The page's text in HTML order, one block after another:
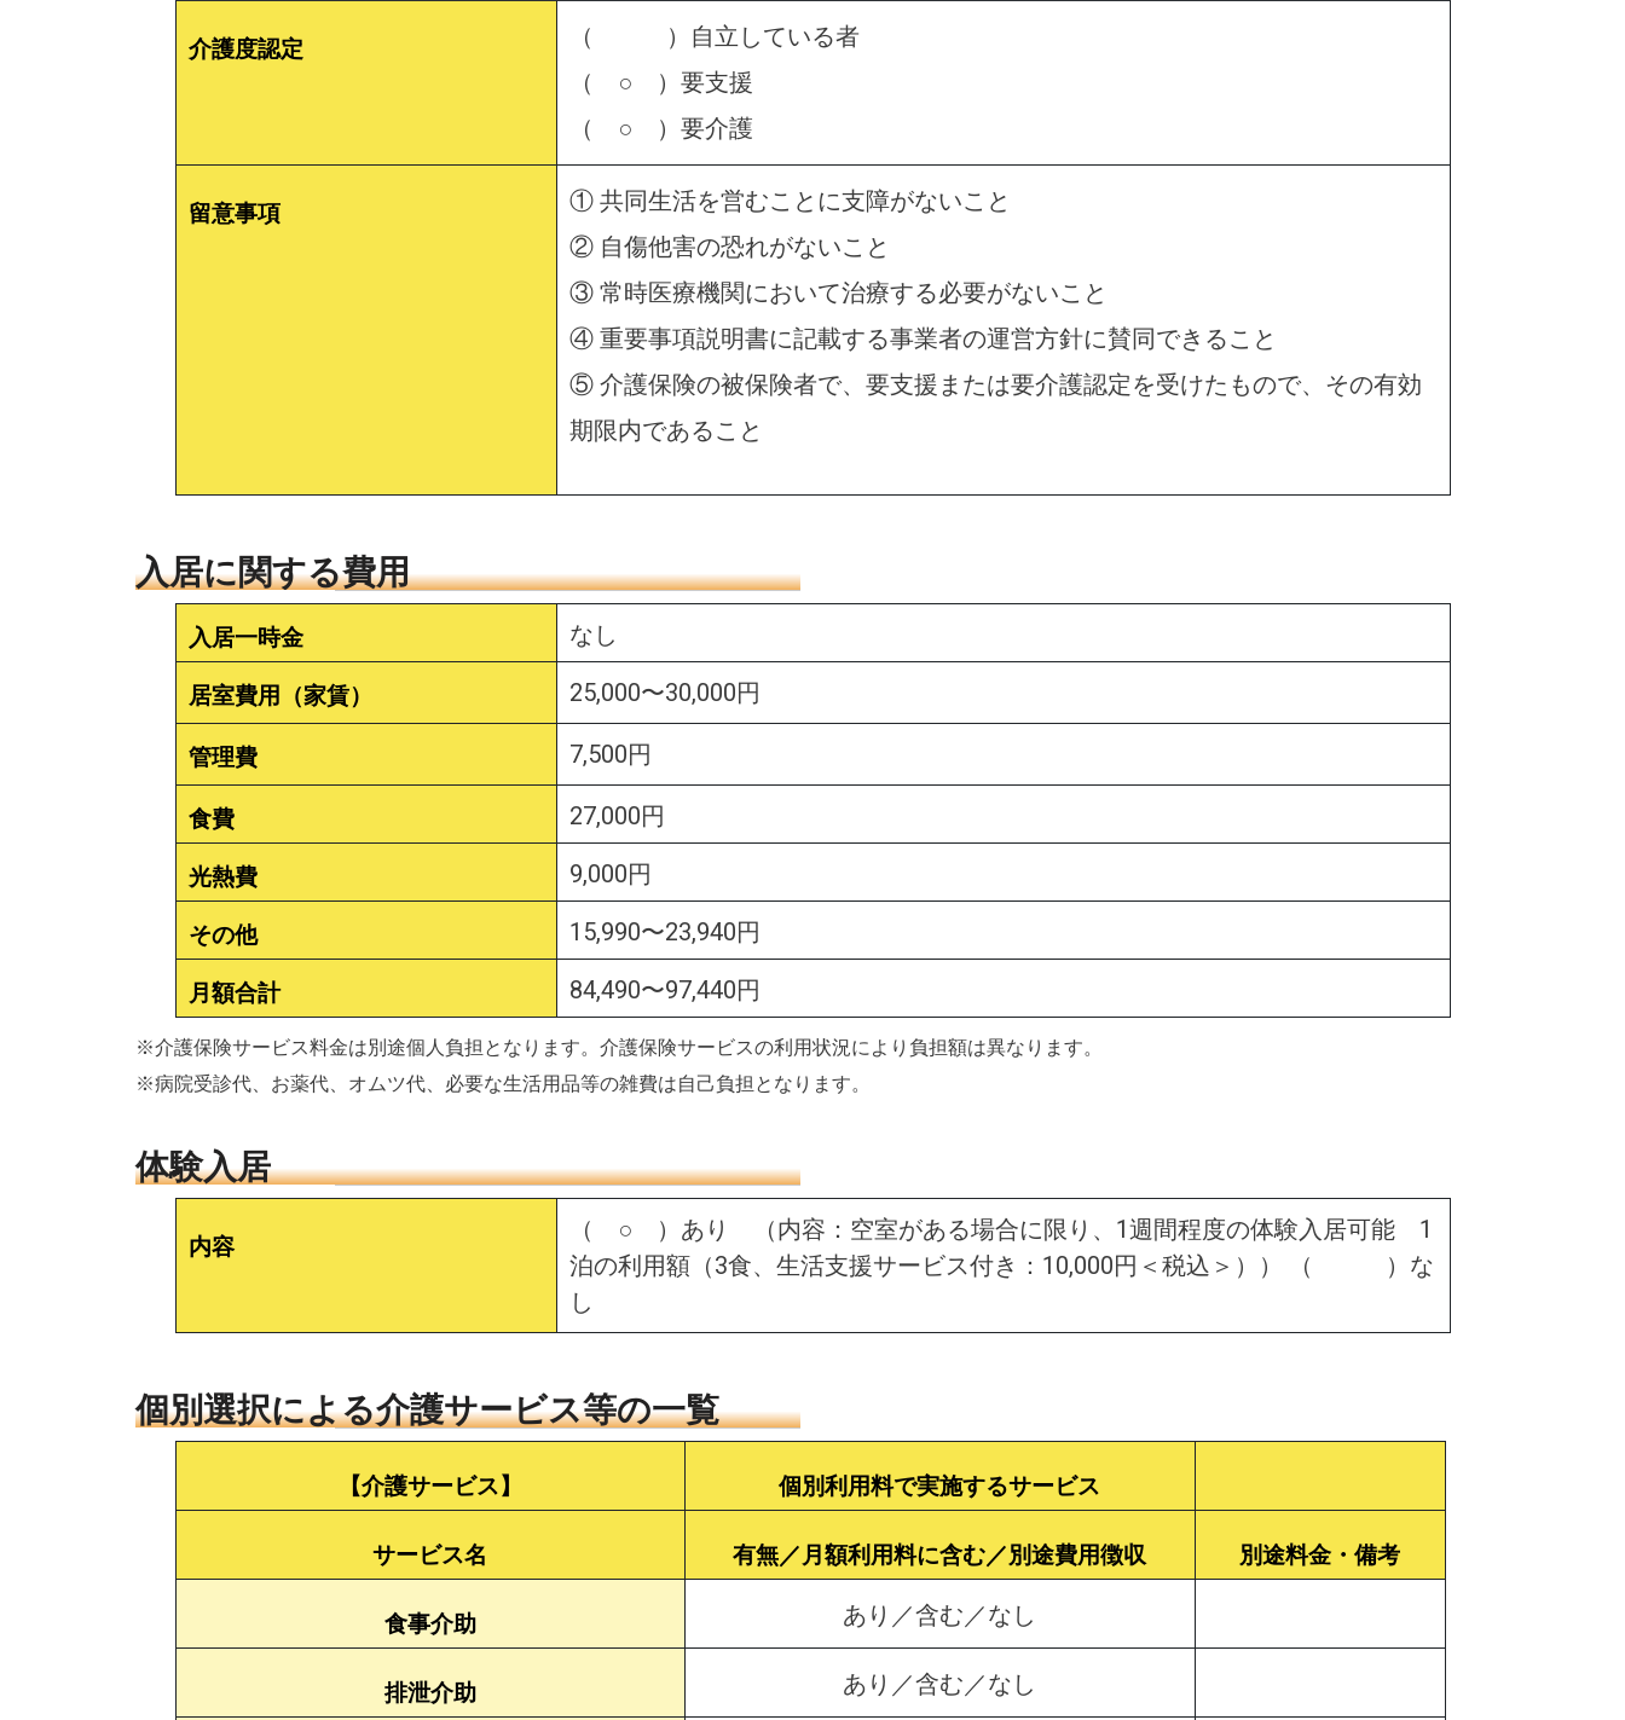
介護度認定
（ ）自立している者
（ ○ ）要支援
（ ○ ）要介護
留意事項
① 共同生活を営むことに支障がないこと
② 自傷他害の恐れがないこと
③ 常時医療機関において治療する必要がないこと
④ 重要事項説明書に記載する事業者の運営方針に賛同できること
⑤ 介護保険の被保険者で、要支援または要介護認定を受けたもので、その有効
期限内であること
入居に関する費用
入居一時金 なし
居室費用（家賃） 25,000〜30,000円
管理費 7,500円
食費 27,000円
光熱費 9,000円
その他 15,990〜23,940円
月額合計 84,490〜97,440円
※介護保険サービス料金は別途個人負担となります。介護保険サービスの利用状況により負担額は異なります。
※病院受診代、お薬代、オムツ代、必要な生活用品等の雑費は自己負担となります。
体験入居
内容
（ ○ ）あり （内容：空室がある場合に限り、1週間程度の体験入居可能 1
泊の利用額（3食、生活支援サービス付き：10,000円＜税込＞）） （ ）な
し
個別選択による介護サービス等の一覧
【介護サービス】 個別利用料で実施するサービス
サービス名 有無／月額利用料に含む／別途費用徴収 別途料金・備考
食事介助 あり／含む／なし
排泄介助 あり／含む／なし